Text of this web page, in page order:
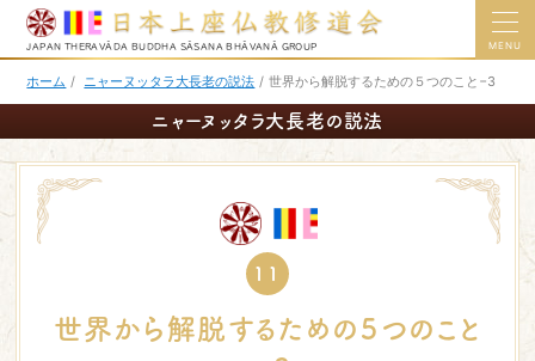
JAPAN THERAVĀDA BUDDHA SĀSANA BHĀVANĀ GROUP MENU
ホーム / ニャーヌッタラ大長老の説法 / 世界から解脱するための５つのこと−3
ニャーヌッタラ大長老の説法
11
世界から解脱するための５つのこと